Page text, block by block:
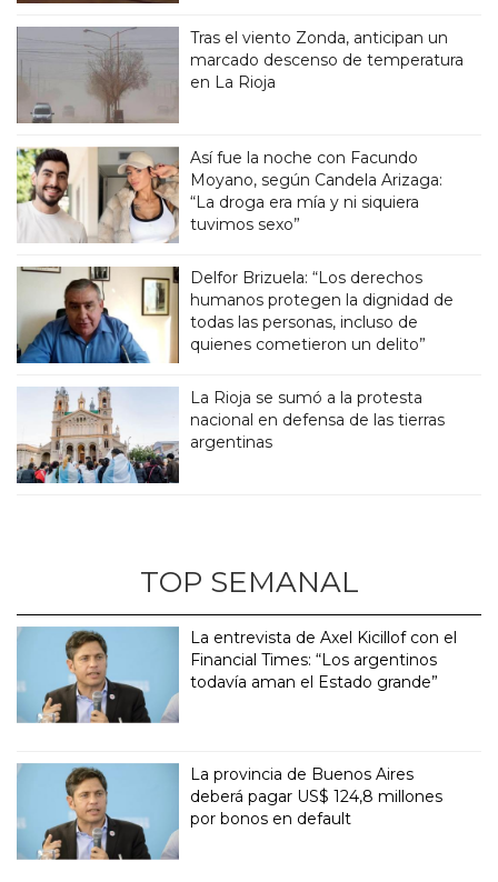
Tras el viento Zonda, anticipan un
marcado descenso de temperatura
en La Rioja
Así fue la noche con Facundo
Moyano, según Candela Arizaga:
“La droga era mía y ni siquiera
tuvimos sexo”
Delfor Brizuela: “Los derechos
humanos protegen la dignidad de
todas las personas, incluso de
quienes cometieron un delito”
La Rioja se sumó a la protesta
nacional en defensa de las tierras
argentinas
TOP SEMANAL
La entrevista de Axel Kicillof con el
Financial Times: “Los argentinos
todavía aman el Estado grande”
La provincia de Buenos Aires
deberá pagar US$ 124,8 millones
por bonos en default